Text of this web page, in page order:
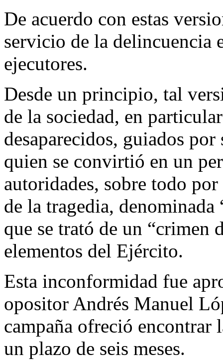
De acuerdo con estas
servicio de la delincuencia
ejecutores.
Desde un principio, tal
de la sociedad, en
desaparecidos, guiados
quien se convirtió en un
autoridades, sobre todo
de la tragedia,
que se trató de un “crimen
elementos del Ejército.
Esta inconformidad fue
opositor Andrés Manuel
campaña ofreció encontrar
un plazo de seis meses.